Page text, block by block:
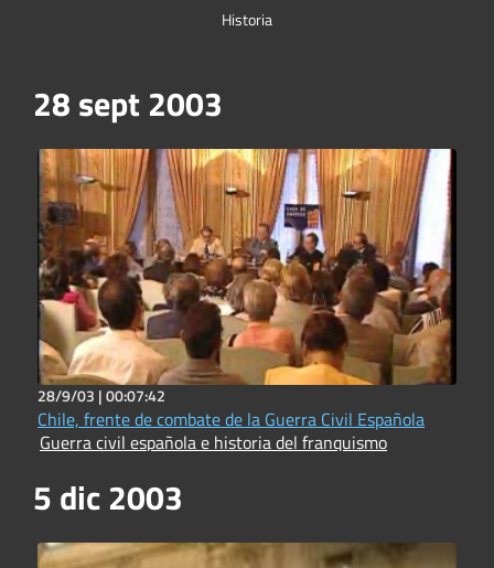
Historia
28 sept 2003
28/9/03 |00:07:42
Chile, frente de combate de la Guerra Civil Española
Guerra civil española e historia del franquismo
5 dic 2003